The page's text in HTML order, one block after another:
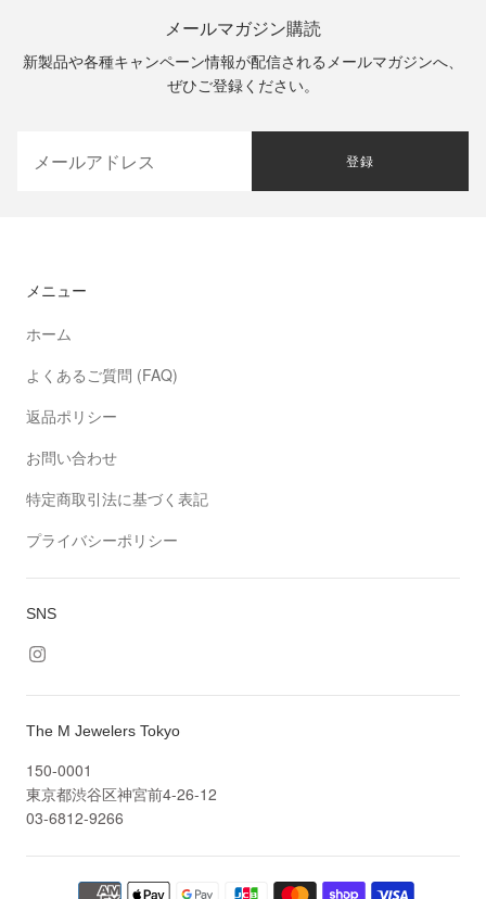
メールマガジン購読
新製品や各種キャンペーン情報が配信されるメールマガジンへ、
ぜひご登録ください。
登録
メニュー
ホーム
よくあるご質問 (FAQ)
返品ポリシー
お問い合わせ
特定商取引法に基づく表記
プライバシーポリシー
SNS
The M Jewelers Tokyo
150-0001
東京都渋谷区神宮前4-26-12
03-6812-9266